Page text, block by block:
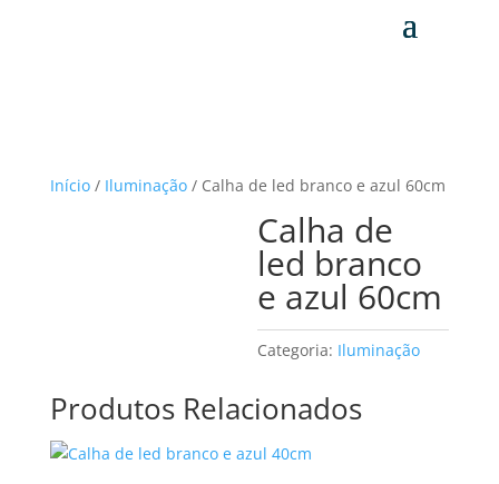
Início/ Iluminação/ Calha de led branco e azul 60cm
Calha de
led branco
e azul 60cm
Categoria: Iluminação
Produtos Relacionados